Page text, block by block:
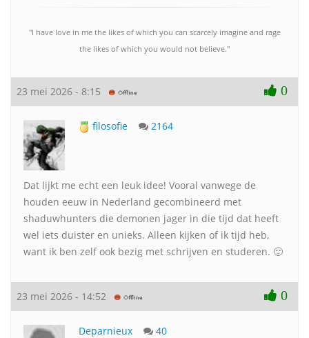
"I have love in me the likes of which you can scarcely imagine and rage
the likes of which you would not believe."
23 mei 2026 - 8:15 0
filosofie 2164
Dat lijkt me echt een leuk idee! Vooral vanwege de
houden eeuw in Nederland gecombineerd met
shaduwhunters die demonen jager in die tijd dat heeft
wel iets duister en unieks. Alleen kijken of ik tijd heb,
want ik ben zelf ook bezig met schrijven en studeren. 🙂
23 mei 2026 - 14:52 0
Deparnieux 40